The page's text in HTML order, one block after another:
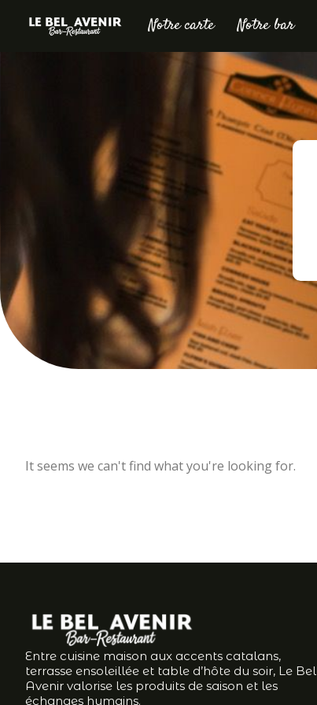
Notre carte Notre bar
It seems we can't find what you're looking for.
Entre cuisine maison aux accents catalans,
terrasse ensoleillée et table d’hôte du soir, Le Bel
Avenir valorise les produits de saison et les
échanges humains.